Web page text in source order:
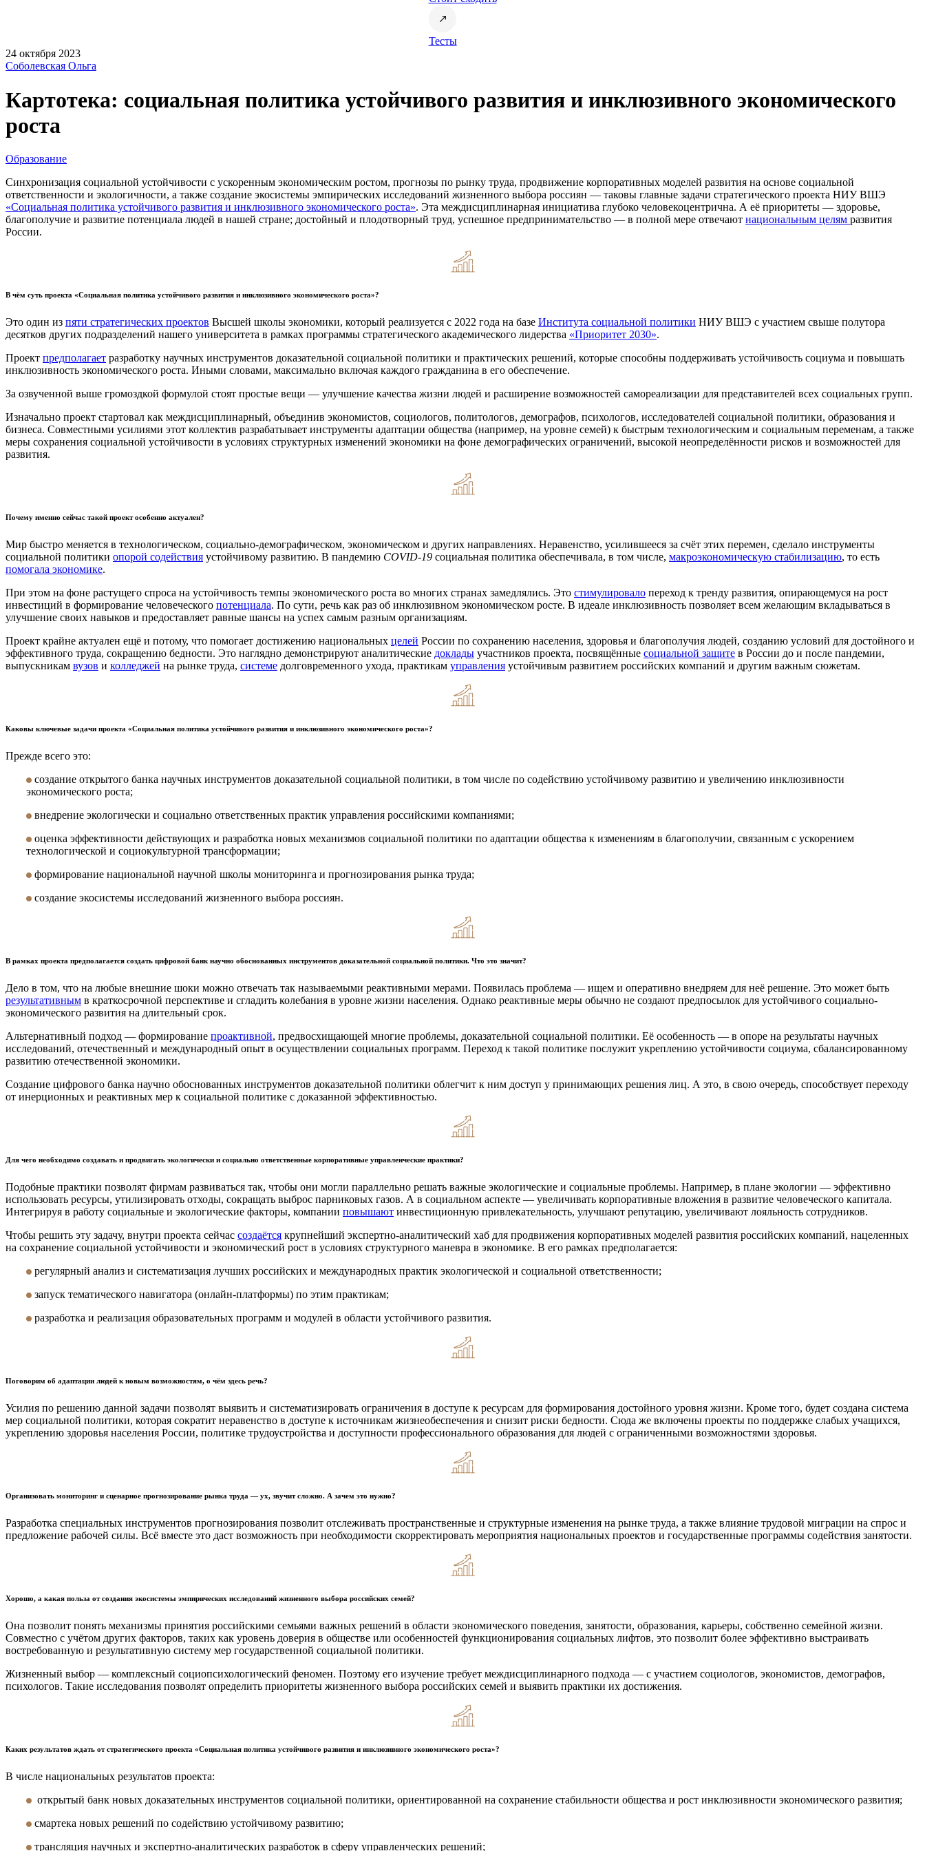
Тесты
24 октября 2023
Соболевская Ольга
Картотека: социальная политика устойчивого развития и инклюзивного экономического
роста
Образование
Синхронизация социальной устойчивости с ускоренным экономическим ростом, прогнозы по рынку труда, продвижение корпоративных моделей развития на основе социальной
ответственности и экологичности, а также создание экосистемы эмпирических исследований жизненного выбора россиян — таковы главные задачи стратегического проекта НИУ ВШЭ
«Социальная политика устойчивого развития и инклюзивного экономического роста». Эта междисциплинарная инициатива глубоко человекоцентрична. А её приоритеты — здоровье,
благополучие и развитие потенциала людей в нашей стране; достойный и плодотворный труд, успешное предпринимательство — в полной мере отвечают национальным целям развития
России.
В чём суть проекта «Социальная политика устойчивого развития и инклюзивного экономического роста»?
Это один из пяти стратегических проектов Высшей школы экономики, который реализуется с 2022 года на базе Института социальной политики НИУ ВШЭ с участием свыше полутора
десятков других подразделений нашего университета в рамках программы стратегического академического лидерства «Приоритет 2030».
Проект предполагает разработку научных инструментов доказательной социальной политики и практических решений, которые способны поддерживать устойчивость социума и повышать
инклюзивность экономического роста. Иными словами, максимально включая каждого гражданина в его обеспечение.
За озвученной выше громоздкой формулой стоят простые вещи — улучшение качества жизни людей и расширение возможностей самореализации для представителей всех социальных групп.
Изначально проект стартовал как междисциплинарный, объединив экономистов, социологов, политологов, демографов, психологов, исследователей социальной политики, образования и
бизнеса. Совместными усилиями этот коллектив разрабатывает инструменты адаптации общества (например, на уровне семей) к быстрым технологическим и социальным переменам, а также
меры сохранения социальной устойчивости в условиях структурных изменений экономики на фоне демографических ограничений, высокой неопределённости рисков и возможностей для
развития.
Почему именно сейчас такой проект особенно актуален?
Мир быстро меняется в технологическом, социально-демографическом, экономическом и других направлениях. Неравенство, усилившееся за счёт этих перемен, сделало инструменты
социальной политики опорой содействия устойчивому развитию. В пандемию COVID-19 социальная политика обеспечивала, в том числе, макроэкономическую стабилизацию, то есть
помогала экономике.
При этом на фоне растущего спроса на устойчивость темпы экономического роста во многих странах замедлялись. Это стимулировало переход к тренду развития, опирающемуся на рост
инвестиций в формирование человеческого потенциала. По сути, речь как раз об инклюзивном экономическом росте. В идеале инклюзивность позволяет всем желающим вкладываться в
улучшение своих навыков и предоставляет равные шансы на успех самым разным организациям.
Проект крайне актуален ещё и потому, что помогает достижению национальных целей России по сохранению населения, здоровья и благополучия людей, созданию условий для достойного и
эффективного труда, сокращению бедности. Это наглядно демонстрируют аналитические доклады участников проекта, посвящённые социальной защите в России до и после пандемии,
выпускникам вузов и колледжей на рынке труда, системе долговременного ухода, практикам управления устойчивым развитием российских компаний и другим важным сюжетам.
Каковы ключевые задачи проекта «Социальная политика устойчивого развития и инклюзивного экономического роста»?
Прежде всего это:
создание открытого банка научных инструментов доказательной социальной политики, в том числе по содействию устойчивому развитию и увеличению инклюзивности
экономического роста;
внедрение экологически и социально ответственных практик управления российскими компаниями;
оценка эффективности действующих и разработка новых механизмов социальной политики по адаптации общества к изменениям в благополучии, связанным с ускорением
технологической и социокультурной трансформации;
формирование национальной научной школы мониторинга и прогнозирования рынка труда;
создание экосистемы исследований жизненного выбора россиян.
В рамках проекта предполагается создать цифровой банк научно обоснованных инструментов доказательной социальной политики. Что это значит?
Дело в том, что на любые внешние шоки можно отвечать так называемыми реактивными мерами. Появилась проблема — ищем и оперативно внедряем для неё решение. Это может быть
результативным в краткосрочной перспективе и сгладить колебания в уровне жизни населения. Однако реактивные меры обычно не создают предпосылок для устойчивого социально-
экономического развития на длительный срок.
Альтернативный подход — формирование проактивной, предвосхищающей многие проблемы, доказательной социальной политики. Её особенность — в опоре на результаты научных
исследований, отечественный и международный опыт в осуществлении социальных программ. Переход к такой политике послужит укреплению устойчивости социума, сбалансированному
развитию отечественной экономики.
Создание цифрового банка научно обоснованных инструментов доказательной политики облегчит к ним доступ у принимающих решения лиц. А это, в свою очередь, способствует переходу
от инерционных и реактивных мер к социальной политике с доказанной эффективностью.
Для чего необходимо создавать и продвигать экологически и социально ответственные корпоративные управленческие практики?
Подобные практики позволят фирмам развиваться так, чтобы они могли параллельно решать важные экологические и социальные проблемы. Например, в плане экологии — эффективно
использовать ресурсы, утилизировать отходы, сокращать выброс парниковых газов. А в социальном аспекте — увеличивать корпоративные вложения в развитие человеческого капитала.
Интегрируя в работу социальные и экологические факторы, компании повышают инвестиционную привлекательность, улучшают репутацию, увеличивают лояльность сотрудников.
Чтобы решить эту задачу, внутри проекта сейчас создаётся крупнейший экспертно-аналитический хаб для продвижения корпоративных моделей развития российских компаний, нацеленных
на сохранение социальной устойчивости и экономический рост в условиях структурного маневра в экономике. В его рамках предполагается:
регулярный анализ и систематизация лучших российских и международных практик экологической и социальной ответственности;
запуск тематического навигатора (онлайн-платформы) по этим практикам;
разработка и реализация образовательных программ и модулей в области устойчивого развития.
Поговорим об адаптации людей к новым возможностям, о чём здесь речь?
Усилия по решению данной задачи позволят выявить и систематизировать ограничения в доступе к ресурсам для формирования достойного уровня жизни. Кроме того, будет создана система
мер социальной политики, которая сократит неравенство в доступе к источникам жизнеобеспечения и снизит риски бедности. Сюда же включены проекты по поддержке слабых учащихся,
укреплению здоровья населения России, политике трудоустройства и доступности профессионального образования для людей с ограниченными возможностями здоровья.
Организовать мониторинг и сценарное прогнозирование рынка труда — ух, звучит сложно. А зачем это нужно?
Разработка специальных инструментов прогнозирования позволит отслеживать пространственные и структурные изменения на рынке труда, а также влияние трудовой миграции на спрос и
предложение рабочей силы. Всё вместе это даст возможность при необходимости скорректировать мероприятия национальных проектов и государственные программы содействия занятости.
Хорошо, а какая польза от создания экосистемы эмпирических исследований жизненного выбора российских семей?
Она позволит понять механизмы принятия российскими семьями важных решений в области экономического поведения, занятости, образования, карьеры, собственно семейной жизни.
Совместно с учётом других факторов, таких как уровень доверия в обществе или особенностей функционирования социальных лифтов, это позволит более эффективно выстраивать
востребованную и результативную систему мер государственной социальной политики.
Жизненный выбор — комплексный социопсихологический феномен. Поэтому его изучение требует междисциплинарного подхода — с участием социологов, экономистов, демографов,
психологов. Такие исследования позволят определить приоритеты жизненного выбора российских семей и выявить практики их достижения.
Каких результатов ждать от стратегического проекта «Социальная политика устойчивого развития и инклюзивного экономического роста»?
В числе национальных результатов проекта:
открытый банк новых доказательных инструментов социальной политики, ориентированной на сохранение стабильности общества и рост инклюзивности экономического развития;
смартека новых решений по содействию устойчивому развитию;
трансляция научных и экспертно-аналитических разработок в сферу управленческих решений;